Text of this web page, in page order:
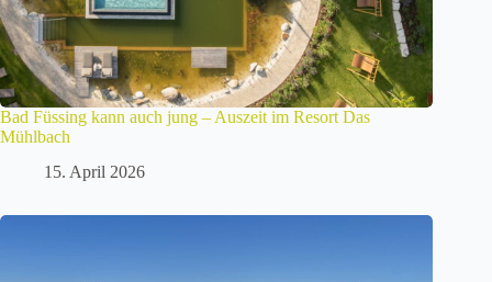
Bad Füssing kann auch jung – Auszeit im Resort Das
Mühlbach
15. April 2026